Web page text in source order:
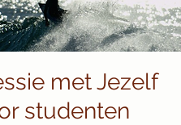
met Jezelf
studenten